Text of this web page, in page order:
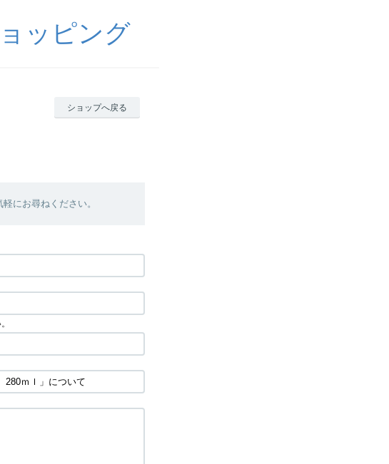
ッピング
ショップへ戻る
にお尋ねください。